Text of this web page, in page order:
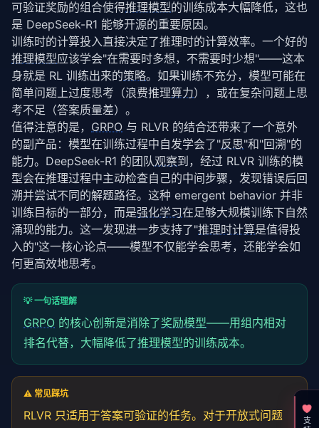
可验证奖励的组合使得推理模型的训练成本大幅降低，这也
是 DeepSeek-R1 能够开源的重要原因。
训练时的计算投入直接决定了推理时的计算效率。一个好的
推理模型应该学会"在需要时多想，不需要时少想"——这本
身就是 RL 训练出来的策略。如果训练不充分，模型可能在
简单问题上过度思考（浪费推理算力），或在复杂问题上思
考不足（答案质量差）。
值得注意的是， GRPO 与 RLVR 的结合还带来了一个意外
的副产品：模型在训练过程中自发学会了"反思"和"回溯"的
能力。DeepSeek-R1 的团队观察到，经过 RLVR 训练的模
型会在推理过程中主动检查自己的中间步骤，发现错误后回
溯并尝试不同的解题路径。这种 emergent behavior 并非
训练目标的一部分，而是强化学习在足够大规模训练下自然
涌现的能力。这一发现进一步支持了"推理时计算是值得投
入的"这一核心论点——模型不仅能学会思考，还能学会如
何更高效地思考。
💡 一句话理解
GRPO 的核心创新是消除了奖励模型——用组内相对
排名代替，大幅降低了推理模型的训练成本。
⚠️ 常见踩坑
RLVR 只适用于答案可验证的任务。对于开放式问题